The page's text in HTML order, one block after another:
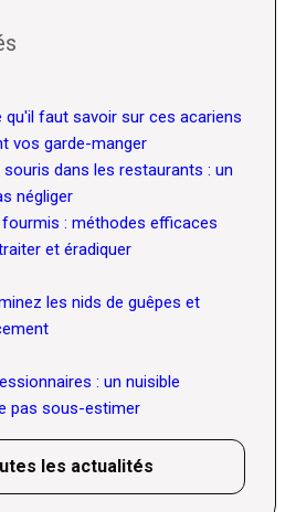
qu'il faut savoir sur ces acariens
vos garde-manger
dans les restaurants : un
négliger
: méthodes efficaces
et éradiquer
les nids de guêpes et
: un nuisible
pas sous-estimer
les actualités